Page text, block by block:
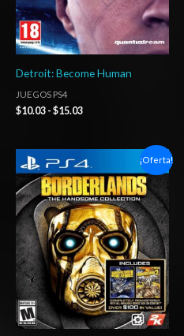
Detroit: Become Human
JUEGOS PS4
$10.03 - $15.03
¡Oferta!
de
precios:
desde
$6.03
hasta
$10.03